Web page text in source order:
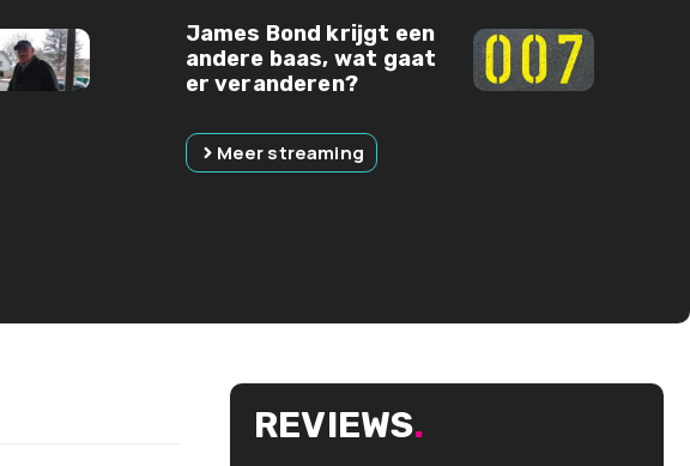
James Bond krijgt een
andere baas, wat gaat
er veranderen?
Meer streaming
REVIEWS.